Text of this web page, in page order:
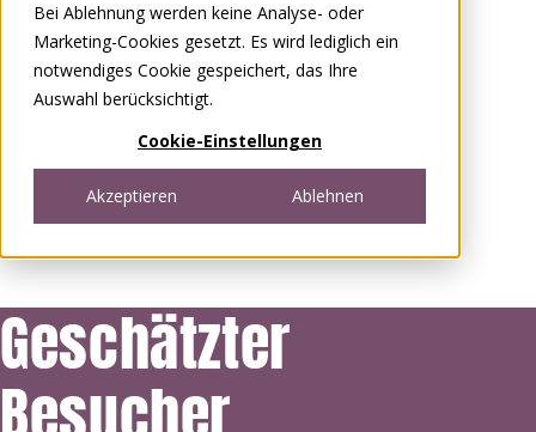
Bei Ablehnung werden keine Analyse- oder
Marketing-Cookies gesetzt. Es wird lediglich ein
notwendiges Cookie gespeichert, das Ihre
Auswahl berücksichtigt.
Cookie-Einstellungen
Akzeptieren Ablehnen
Geschätzter